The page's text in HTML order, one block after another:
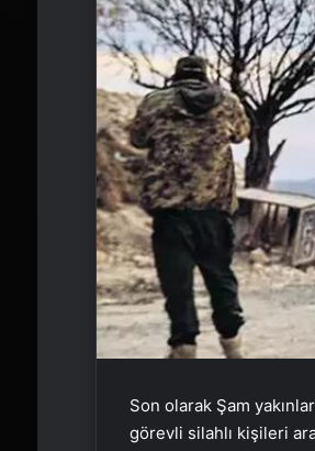
Son olarak Şam
görevli silahlı kişileri